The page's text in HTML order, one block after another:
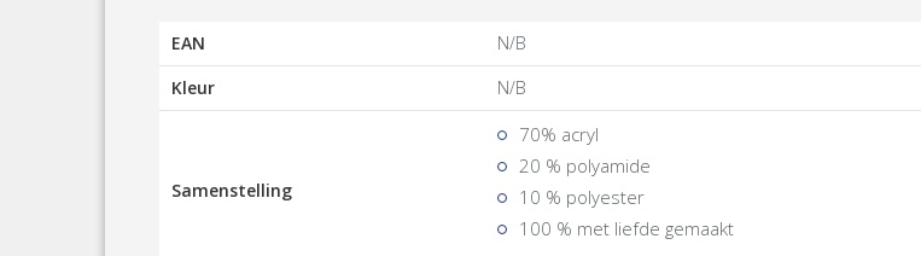
EAN
N/B
Kleur
N/B
Samenstelling
70% acryl
20 % polyamide
10 % polyester
100 % met liefde gemaakt